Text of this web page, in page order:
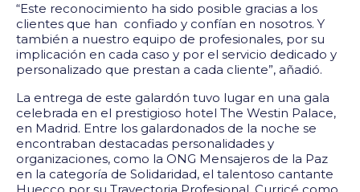
“Este reconocimiento ha sido posible gracias a los
clientes que han confiado y confían en nosotros. Y
también a nuestro equipo de profesionales, por su
implicación en cada caso y por el servicio dedicado y
personalizado que prestan a cada cliente”, añadió.
La entrega de este galardón tuvo lugar en una gala
celebrada en el prestigioso hotel The Westin Palace,
en Madrid. Entre los galardonados de la noche se
encontraban destacadas personalidades y
organizaciones, como la ONG Mensajeros de la Paz
en la categoría de Solidaridad, el talentoso cantante